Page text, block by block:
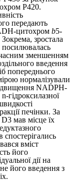
Р420.
передають
цитохром b5-
зростала
посилювалась
зменшенням
введення
попереднього
нормалізували
NADPH-
гідроксилазної
печінки. За
D3 мав місце їх
вміст
його
дії на
його введення з